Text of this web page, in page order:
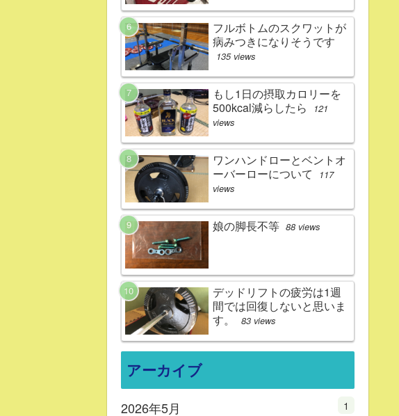
フルボトムのスクワットが
病みつきになりそうです
135 views
もし1日の摂取カロリーを
500kcal減らしたら
121
views
ワンハンドローとベントオ
ーバーローについて
117
views
娘の脚長不等 88 views
デッドリフトの疲労は1週
間では回復しないと思いま
す。
83 views
アーカイブ
2026年5月 1